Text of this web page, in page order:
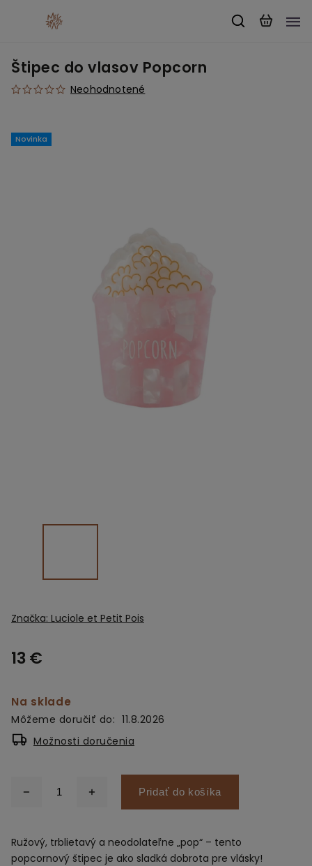
Štipec do vlasov Popcorn
Neohodnotené
Novinka
Značka: Luciole et Petit Pois
13 €
Na sklade
Môžeme doručiť do: 11.8.2026
Možnosti doručenia
Pridať do košíka
Ružový, trblietavý a neodolateľne „pop“ – tento
popcornový štipec je ako sladká dobrota pre vlásky!